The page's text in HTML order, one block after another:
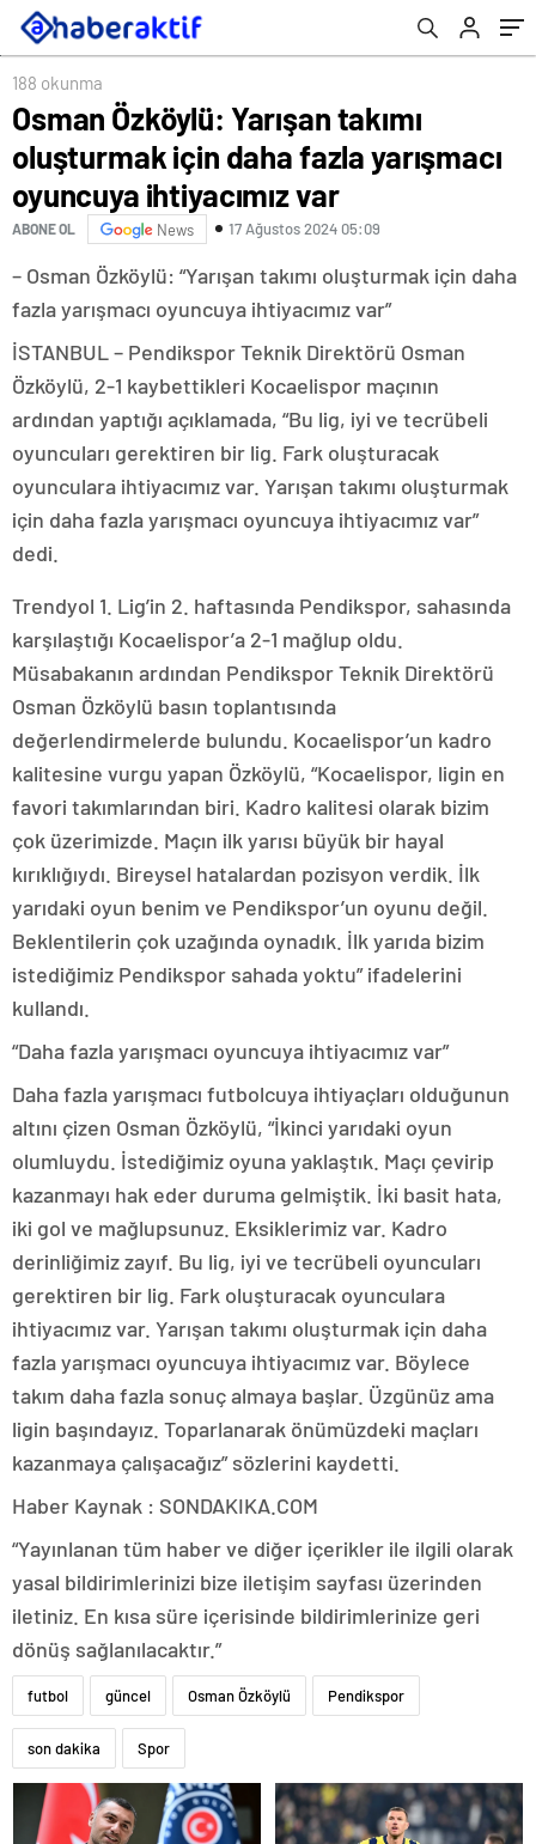
ihtiyacımız var
188 okunma
Osman Özköylü: Yarışan takımı
oluşturmak için daha fazla yarışmacı
oyuncuya ihtiyacımız var
ABONE OL News 17 Ağustos 2024 05:09
– Osman Özköylü: “Yarışan takımı oluşturmak için daha
fazla yarışmacı oyuncuya ihtiyacımız var”
İSTANBUL – Pendikspor Teknik Direktörü Osman
Özköylü, 2-1 kaybettikleri Kocaelispor maçının
ardından yaptığı açıklamada, “Bu lig, iyi ve tecrübeli
oyuncuları gerektiren bir lig. Fark oluşturacak
oyunculara ihtiyacımız var. Yarışan takımı oluşturmak
için daha fazla yarışmacı oyuncuya ihtiyacımız var”
dedi.
Trendyol 1. Lig’in 2. haftasında Pendikspor, sahasında
karşılaştığı Kocaelispor’a 2-1 mağlup oldu.
Müsabakanın ardından Pendikspor Teknik Direktörü
Osman Özköylü basın toplantısında
değerlendirmelerde bulundu. Kocaelispor’un kadro
kalitesine vurgu yapan Özköylü, “Kocaelispor, ligin en
favori takımlarından biri. Kadro kalitesi olarak bizim
çok üzerimizde. Maçın ilk yarısı büyük bir hayal
kırıklığıydı. Bireysel hatalardan pozisyon verdik. İlk
yarıdaki oyun benim ve Pendikspor’un oyunu değil.
Beklentilerin çok uzağında oynadık. İlk yarıda bizim
istediğimiz Pendikspor sahada yoktu” ifadelerini
kullandı.
“Daha fazla yarışmacı oyuncuya ihtiyacımız var”
Daha fazla yarışmacı futbolcuya ihtiyaçları olduğunun
altını çizen Osman Özköylü, “İkinci yarıdaki oyun
olumluydu. İstediğimiz oyuna yaklaştık. Maçı çevirip
kazanmayı hak eder duruma gelmiştik. İki basit hata,
iki gol ve mağlupsunuz. Eksiklerimiz var. Kadro
derinliğimiz zayıf. Bu lig, iyi ve tecrübeli oyuncuları
gerektiren bir lig. Fark oluşturacak oyunculara
ihtiyacımız var. Yarışan takımı oluşturmak için daha
fazla yarışmacı oyuncuya ihtiyacımız var. Böylece
takım daha fazla sonuç almaya başlar. Üzgünüz ama
ligin başındayız. Toparlanarak önümüzdeki maçları
kazanmaya çalışacağız” sözlerini kaydetti.
Haber Kaynak : SONDAKIKA.COM
“Yayınlanan tüm haber ve diğer içerikler ile ilgili olarak
yasal bildirimlerinizi bize iletişim sayfası üzerinden
iletiniz. En kısa süre içerisinde bildirimlerinize geri
dönüş sağlanılacaktır.”
futbol güncel Osman Özköylü Pendikspor
son dakika Spor